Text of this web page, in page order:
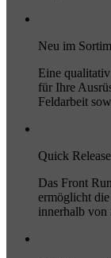
Neu im
Eine
für Ihre
Feldarbeit
Quick
Das Front
ermöglicht
innerhalb von